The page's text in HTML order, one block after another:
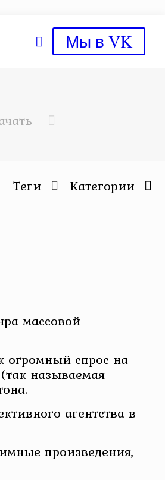
Мы в VK
Категории
Теги
массовой
огромный спрос на
называемая
агентства в
произведения,